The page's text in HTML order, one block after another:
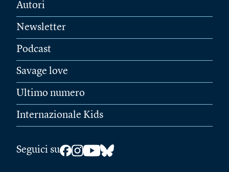
Autori
Newsletter
Podcast
Savage love
Ultimo numero
Internazionale Kids
Seguici su